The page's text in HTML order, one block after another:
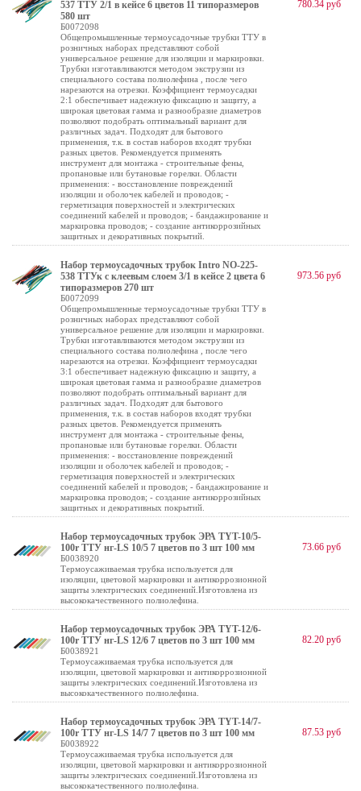
537 ТТУ 2/1 в кейсе 6 цветов 11 типоразмеров
580 шт
Б0072098
Общепромышленные термоусадочные трубки ТТУ в
розничных наборах представляют собой
универсальное решение для изоляции и маркировки.
Трубки изготавливаются методом экструзии из
специального состава полиолефина , после чего
нарезаются на отрезки. Коэффициент термоусадки
2:1 обеспечивает надежную фиксацию и защиту, а
широкая цветовая гамма и разнообразие диаметров
позволяют подобрать оптимальный вариант для
различных задач. Подходят для бытового
применения, т.к. в состав наборов входят трубки
разных цветов. Рекомендуется применять
инструмент для монтажа - строительные фены,
пропановые или бутановые горелки. Области
применения: - восстановление повреждений
изоляции и оболочек кабелей и проводов; -
герметизация поверхностей и электрических
соединений кабелей и проводов; - бандажирование и
маркировка проводов; - создание антикоррозийных
защитных и декоративных покрытий.
780.34 руб
Набор термоусадочных трубок Intro NO-225-
538 ТТУк с клеевым слоем 3/1 в кейсе 2 цвета 6
типоразмеров 270 шт
Б0072099
Общепромышленные термоусадочные трубки ТТУ в
розничных наборах представляют собой
универсальное решение для изоляции и маркировки.
Трубки изготавливаются методом экструзии из
специального состава полиолефина , после чего
нарезаются на отрезки. Коэффициент термоусадки
3:1 обеспечивает надежную фиксацию и защиту, а
широкая цветовая гамма и разнообразие диаметров
позволяют подобрать оптимальный вариант для
различных задач. Подходят для бытового
применения, т.к. в состав наборов входят трубки
разных цветов. Рекомендуется применять
инструмент для монтажа - строительные фены,
пропановые или бутановые горелки. Области
применения: - восстановление повреждений
изоляции и оболочек кабелей и проводов; -
герметизация поверхностей и электрических
соединений кабелей и проводов; - бандажирование и
маркировка проводов; - создание антикоррозийных
защитных и декоративных покрытий.
973.56 руб
Набор термоусадочных трубок ЭРА TYT-10/5-
100r ТТУ нг-LS 10/5 7 цветов по 3 шт 100 мм
Б0038920
Термоусаживаемая трубка используется для
изоляции, цветовой маркировки и антикоррозионной
защиты электрических соединений.Изготовлена из
высококачественного полиолефина.
73.66 руб
Набор термоусадочных трубок ЭРА TYT-12/6-
100r ТТУ нг-LS 12/6 7 цветов по 3 шт 100 мм
Б0038921
Термоусаживаемая трубка используется для
изоляции, цветовой маркировки и антикоррозионной
защиты электрических соединений.Изготовлена из
высококачественного полиолефина.
82.20 руб
Набор термоусадочных трубок ЭРА TYT-14/7-
100r ТТУ нг-LS 14/7 7 цветов по 3 шт 100 мм
Б0038922
Термоусаживаемая трубка используется для
изоляции, цветовой маркировки и антикоррозионной
защиты электрических соединений.Изготовлена из
высококачественного полиолефина.
87.53 руб